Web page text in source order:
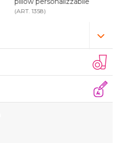
(ART. 1358)